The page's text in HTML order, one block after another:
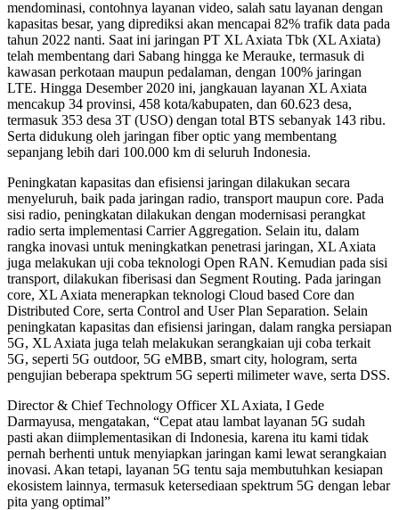
mendominasi, contohnya layanan video, salah satu layanan dengan
kapasitas besar, yang diprediksi akan mencapai 82% trafik data pada
tahun 2022 nanti. Saat ini jaringan PT XL Axiata Tbk (XL Axiata)
telah membentang dari Sabang hingga ke Merauke, termasuk di
kawasan perkotaan maupun pedalaman, dengan 100% jaringan
LTE. Hingga Desember 2020 ini, jangkauan layanan XL Axiata
mencakup 34 provinsi, 458 kota/kabupaten, dan 60.623 desa,
termasuk 353 desa 3T (USO) dengan total BTS sebanyak 143 ribu.
Serta didukung oleh jaringan fiber optic yang membentang
sepanjang lebih dari 100.000 km di seluruh Indonesia.
Peningkatan kapasitas dan efisiensi jaringan dilakukan secara
menyeluruh, baik pada jaringan radio, transport maupun core. Pada
sisi radio, peningkatan dilakukan dengan modernisasi perangkat
radio serta implementasi Carrier Aggregation. Selain itu, dalam
rangka inovasi untuk meningkatkan penetrasi jaringan, XL Axiata
juga melakukan uji coba teknologi Open RAN. Kemudian pada sisi
transport, dilakukan fiberisasi dan Segment Routing. Pada jaringan
core, XL Axiata menerapkan teknologi Cloud based Core dan
Distributed Core, serta Control and User Plan Separation. Selain
peningkatan kapasitas dan efisiensi jaringan, dalam rangka persiapan
5G, XL Axiata juga telah melakukan serangkaian uji coba terkait
5G, seperti 5G outdoor, 5G eMBB, smart city, hologram, serta
pengujian beberapa spektrum 5G seperti milimeter wave, serta DSS.
Director & Chief Technology Officer XL Axiata, I Gede
Darmayusa, mengatakan, “Cepat atau lambat layanan 5G sudah
pasti akan diimplementasikan di Indonesia, karena itu kami tidak
pernah berhenti untuk menyiapkan jaringan kami lewat serangkaian
inovasi. Akan tetapi, layanan 5G tentu saja membutuhkan kesiapan
ekosistem lainnya, termasuk ketersediaan spektrum 5G dengan lebar
pita yang optimal”